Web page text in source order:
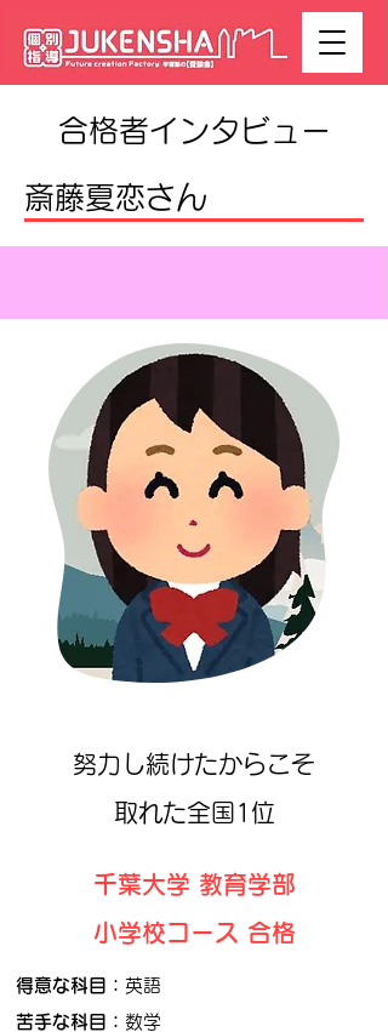
​合格者インタビュー
斎藤夏恋さん
努力し続けたからこそ
取れた全国1位
千葉大学 教育学部
小学校コース 合格
得意な科目： ​英語
苦手な科目： 数学